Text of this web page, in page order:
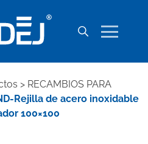
> RECAMBIOS PARA
Rejilla de acero inoxidable
100×100